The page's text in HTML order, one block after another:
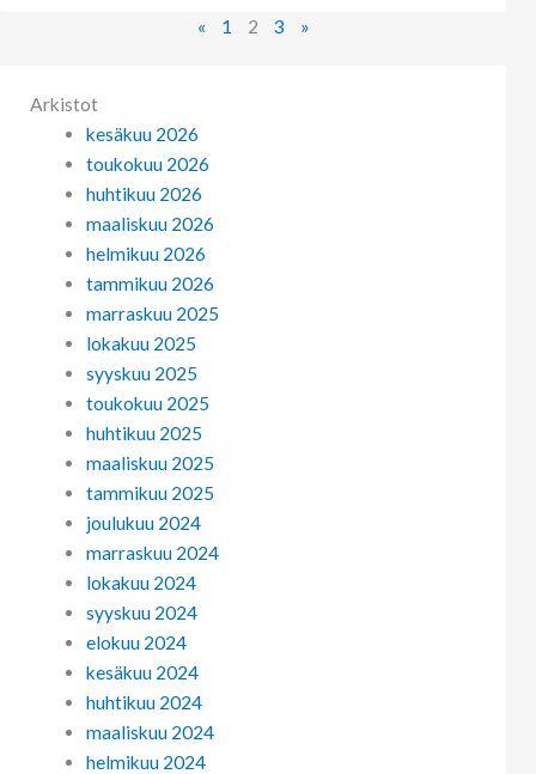
« 1 2 3 »
Arkistot
kesäkuu 2026
toukokuu 2026
huhtikuu 2026
maaliskuu 2026
helmikuu 2026
tammikuu 2026
marraskuu 2025
lokakuu 2025
syyskuu 2025
toukokuu 2025
huhtikuu 2025
maaliskuu 2025
tammikuu 2025
joulukuu 2024
marraskuu 2024
lokakuu 2024
syyskuu 2024
elokuu 2024
kesäkuu 2024
huhtikuu 2024
maaliskuu 2024
helmikuu 2024